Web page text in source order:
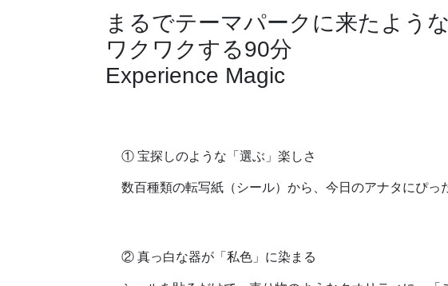
まるでテーマパークに来たような
ワクワクする90分
Experience Magic
① 宝探しのような「選ぶ」楽しさ
数百種類の転写紙（シール）から、今日のアナタにぴっ
② 真っ白な器が「私色」に染まる